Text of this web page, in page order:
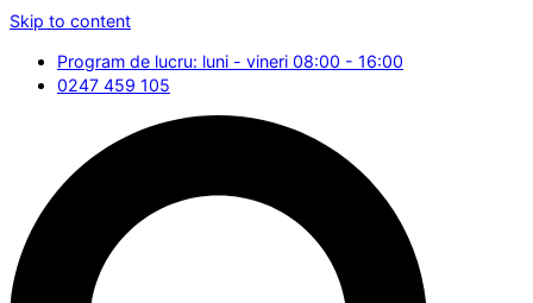
Skip to content
Program de lucru: luni - vineri 08:00 - 16:00
0247 459 105